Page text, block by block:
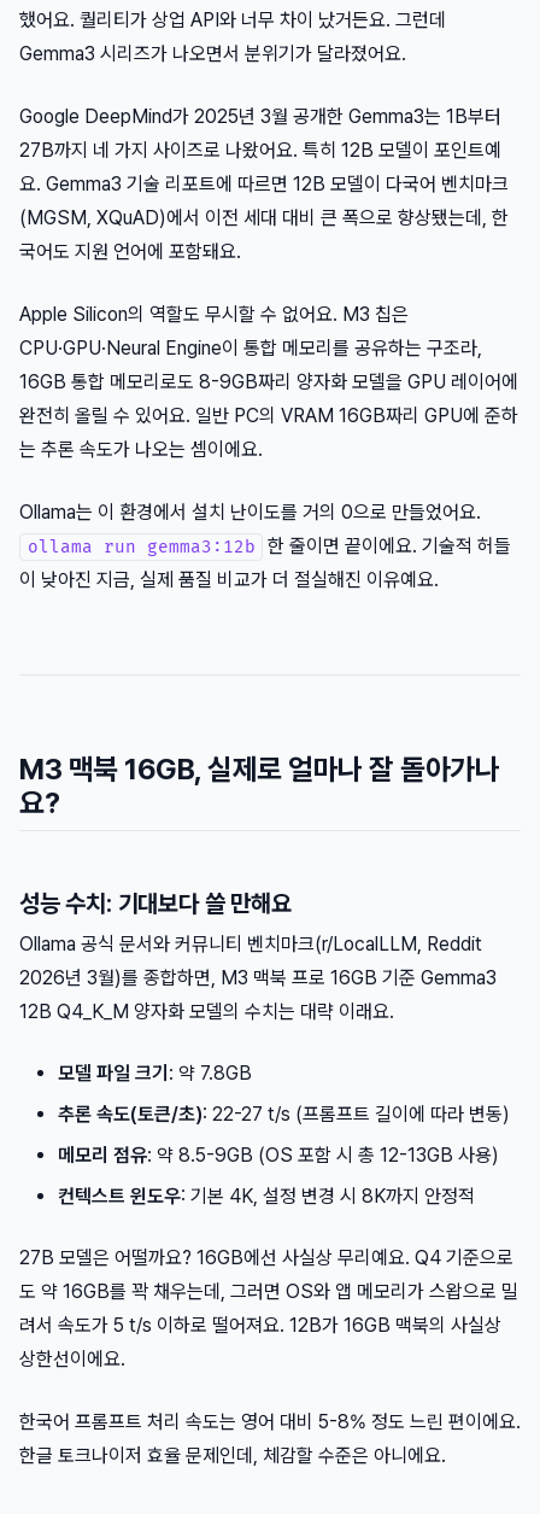
했어요. 퀄리티가 상업 API와 너무 차이 났거든요. 그런데
Gemma3 시리즈가 나오면서 분위기가 달라졌어요.
Google DeepMind가 2025년 3월 공개한 Gemma3는 1B부터
27B까지 네 가지 사이즈로 나왔어요. 특히 12B 모델이 포인트예
요. Gemma3 기술 리포트에 따르면 12B 모델이 다국어 벤치마크
(MGSM, XQuAD)에서 이전 세대 대비 큰 폭으로 향상됐는데, 한
국어도 지원 언어에 포함돼요.
Apple Silicon의 역할도 무시할 수 없어요. M3 칩은
CPU·GPU·Neural Engine이 통합 메모리를 공유하는 구조라,
16GB 통합 메모리로도 8-9GB짜리 양자화 모델을 GPU 레이어에
완전히 올릴 수 있어요. 일반 PC의 VRAM 16GB짜리 GPU에 준하
는 추론 속도가 나오는 셈이에요.
Ollama는 이 환경에서 설치 난이도를 거의 0으로 만들었어요.
ollama run gemma3:12b
한 줄이면 끝이에요. 기술적 허들
이 낮아진 지금, 실제 품질 비교가 더 절실해진 이유예요.
M3 맥북 16GB, 실제로 얼마나 잘 돌아가나
요?
성능 수치: 기대보다 쓸 만해요
Ollama 공식 문서와 커뮤니티 벤치마크(r/LocalLLM, Reddit
2026년 3월)를 종합하면, M3 맥북 프로 16GB 기준 Gemma3
12B Q4_K_M 양자화 모델의 수치는 대략 이래요.
모델 파일 크기 : 약 7.8GB
추론 속도(토큰/초): 22-27 t/s (프롬프트 길이에 따라 변동)
메모리 점유: 약 8.5-9GB (OS 포함 시 총 12-13GB 사용)
컨텍스트 윈도우: 기본 4K, 설정 변경 시 8K까지 안정적
27B 모델은 어떨까요? 16GB에선 사실상 무리예요. Q4 기준으로
도 약 16GB를 꽉 채우는데, 그러면 OS와 앱 메모리가 스왑으로 밀
려서 속도가 5 t/s 이하로 떨어져요. 12B가 16GB 맥북의 사실상
상한선이에요.
한국어 프롬프트 처리 속도는 영어 대비 5-8% 정도 느린 편이에요.
한글 토크나이저 효율 문제인데, 체감할 수준은 아니에요.